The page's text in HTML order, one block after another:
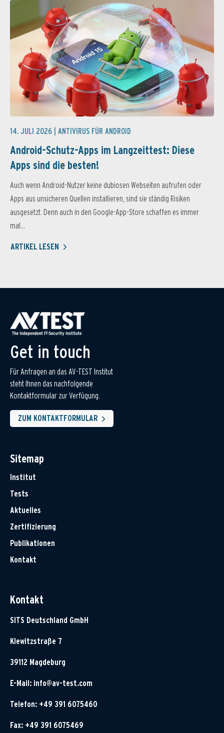
14. JULI 2026 | ANTIVIRUS FÜR ANDROID
Android-Schutz-Apps im Langzeittest: Diese
Apps sind die besten!
Auch wenn Android-Nutzer keine dubiosen Webseiten aufrufen oder
Apps aus unsicheren Quellen installieren, sind sie ständig Risiken
ausgesetzt. Denn auch in den Google-App-Store schaffen es immer
mal...
ARTIKEL LESEN
Get in touch
Für Anfragen an das AV-TEST Institut
steht Ihnen das nachfolgende
Kontaktformular zur Verfügung.
ZUM KONTAKTFORMULAR
Sitemap
Institut
Tests
Aktuelles
Zertifizierung
Publikationen
Kontakt
Kontakt
SITS Deutschland GmbH
Klewitzstraße 7
39112 Magdeburg
E-Mail: info@av-test.com
Telefon: +49 391 6075460
Fax: +49 391 6075469